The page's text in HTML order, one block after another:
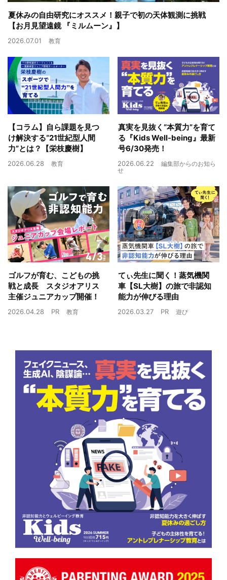
夏休みの自由研究にオススメ！親子で初の天体観測に挑戦
【お月見望遠鏡 『ミルムーン』】
2026.07.01 教育
【コラム】自ら課題を見つ
け解決する“21世紀型人間
力”とは？【栄枝慶樹】
2026.06.28 教育
真実を見抜く“本質力”を育て
る『Kids Well-being』最新
号6/30発売！
2026.06.22
編集部からのお知ら
せ
ゴルフが育む、こどもの挑
戦と成長 スタジオアリス
主催ジュニアカップ開催！
2026.04.28 PR 教育
てぃ先生に聞く！蒸気機関
車【SL大樹】の旅で非認知
能力が伸びる理由
2026.03.27 PR 遊び